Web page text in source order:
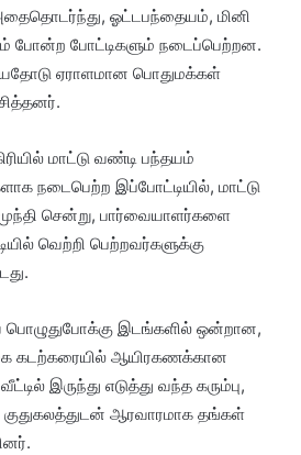
ஓட்டபந்தையம், மினி
போன்ற போட்டிகளும் நடைப்பெற்றன.
ஏராளமான பொதுமக்கள்
மாட்டு வண்டி பந்தயம்
நடைபெற்ற இப்போட்டியில், மாட்டு
சென்று, பார்வையாளர்களை
வெற்றி பெற்றவர்களுக்கு
இடங்களில் ஒன்றான,
கடற்கரையில் ஆயிரகணக்கான
இருந்து எடுத்து வந்த கரும்பு,
ஆரவாரமாக தங்கள்